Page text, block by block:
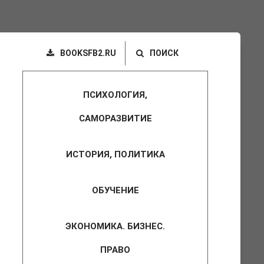
BOOKSFB2.RU ПОИСК
ПСИХОЛОГИЯ,
САМОРАЗВИТИЕ
ИСТОРИЯ, ПОЛИТИКА
ОБУЧЕНИЕ
ЭКОНОМИКА. БИЗНЕС.
ПРАВО